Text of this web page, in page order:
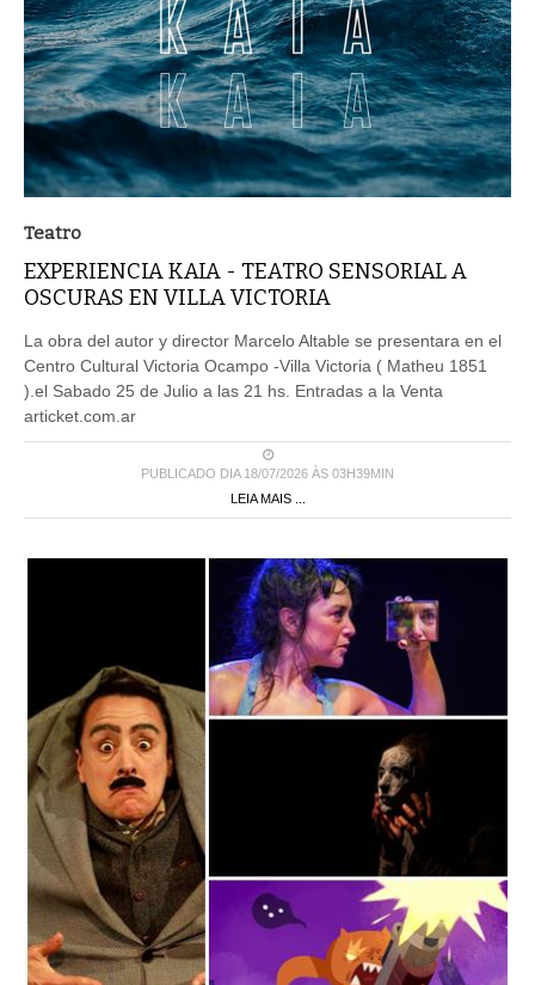
Teatro
EXPERIENCIA KAIA - TEATRO SENSORIAL A
OSCURAS EN VILLA VICTORIA
La obra del autor y director Marcelo Altable se presentara en el
Centro Cultural Victoria Ocampo -Villa Victoria ( Matheu 1851
).el Sabado 25 de Julio a las 21 hs. Entradas a la Venta
articket.com.ar
PUBLICADO DIA 18/07/2026 ÀS 03H39MIN
LEIA MAIS ...